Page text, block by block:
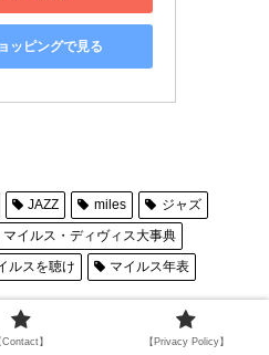
ッピングで見る
JAZZ miles
ジャズ
マイルス・ディヴィス大事典
ルスを聴け
マイルス年表
kanayama@jazz
Contact】 【Privacy Policy】